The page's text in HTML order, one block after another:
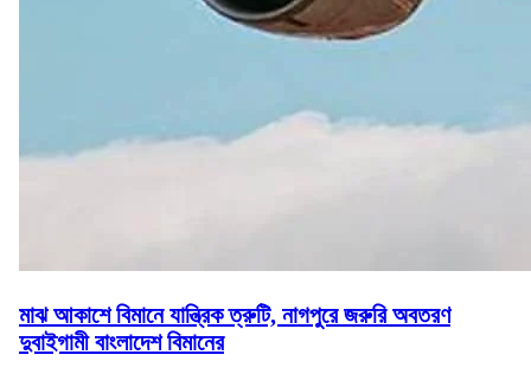
মাঝ আকাশে বিমানে যান্ত্রিক ত্রুটি, নাগপুরে জরুরি অবতরণ
দুবাইগামী বাংলাদেশ বিমানের